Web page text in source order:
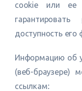
cookie или
доступность
Информацию об
(веб-браузере)
ссылкам: